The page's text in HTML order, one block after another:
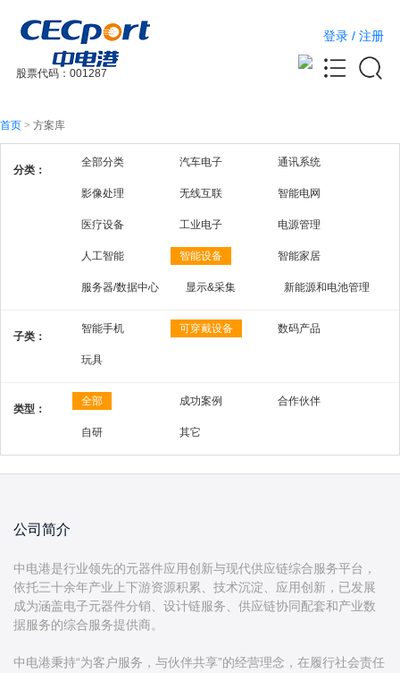
股票代码：001287
登录 / 注册
首页 > 方案库
分类：
全部分类 汽车电子 通讯系统
影像处理 无线互联 智能电网
医疗设备 工业电子 电源管理
人工智能 智能设备 智能家居
服务器/数据中心 显示&采集 新能源和电池管理
子类：
智能手机 可穿戴设备 数码产品
玩具
类型：
全部 成功案例 合作伙伴
自研 其它
公司简介
中电港是行业领先的元器件应用创新与现代供应链综合服务平台，
依托三十余年产业上下游资源积累、技术沉淀、应用创新，已发展
成为涵盖电子元器件分销、设计链服务、供应链协同配套和产业数
据服务的综合服务提供商。
中电港秉持“为客户服务，与伙伴共享”的经营理念，在履行社会责任